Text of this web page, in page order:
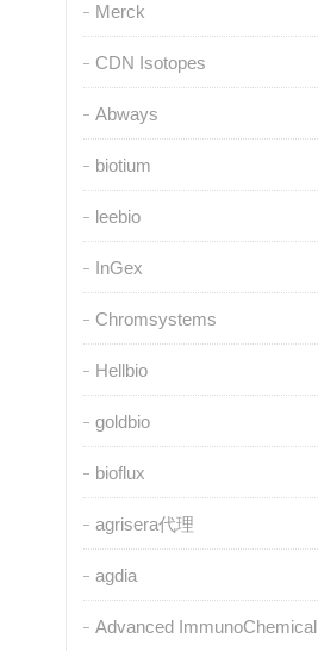
Merck
CDN Isotopes
Abways
biotium
leebio
InGex
Chromsystems
Hellbio
goldbio
bioflux
agrisera代理
agdia
Advanced ImmunoChemical